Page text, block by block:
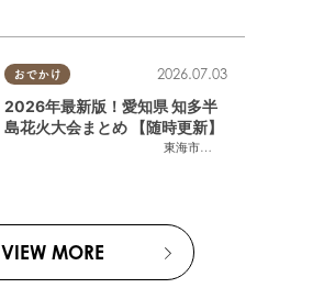
おでかけ
東海市
,大府市
2026.07.03
2026年最新版！愛知県 知多半
島花火大会まとめ 【随時更新】
VIEW MORE